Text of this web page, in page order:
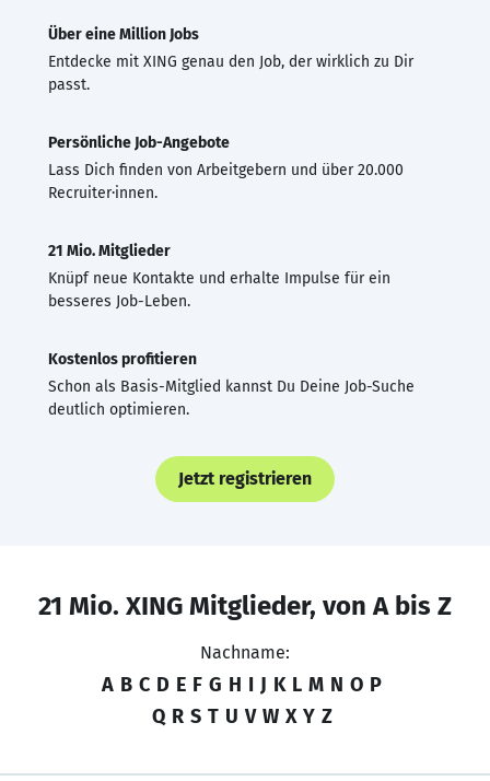
Über eine Million Jobs
Entdecke mit XING genau den Job, der wirklich zu Dir
passt.
Persönliche Job-Angebote
Lass Dich finden von Arbeitgebern und über 20.000
Recruiter·innen.
21 Mio. Mitglieder
Knüpf neue Kontakte und erhalte Impulse für ein
besseres Job-Leben.
Kostenlos profitieren
Schon als Basis-Mitglied kannst Du Deine Job-Suche
deutlich optimieren.
Jetzt registrieren
21 Mio. XING Mitglieder, von A bis Z
Nachname:
A B C D E F G H I J K L M N O P
Q R S T U V W X Y Z